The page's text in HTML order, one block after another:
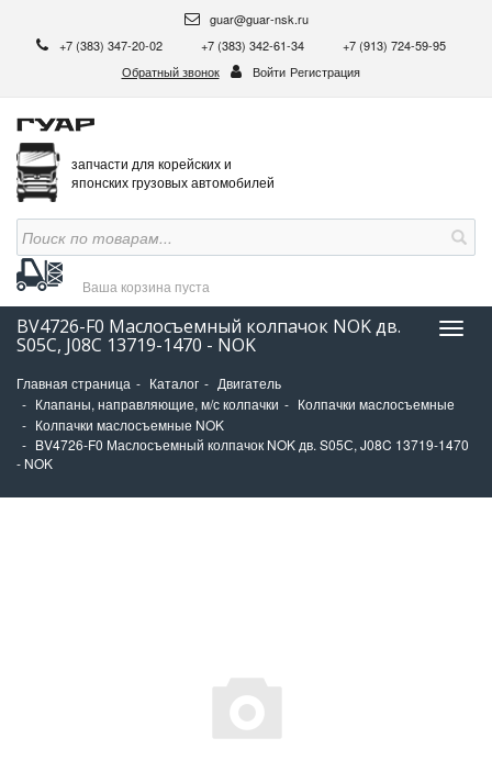
guar@guar-nsk.ru
+7 (383) 347-20-02
+7 (383) 342-61-34
+7 (913) 724-59-95
Обратный звонок
Войти Регистрация
запчасти для корейских и
японских грузовых автомобилей
Ваша корзина пуста
BV4726-F0 Маслосъемный колпачок NOK дв.
S05С, J08C 13719-1470 - NOK
Главная страница Каталог
Двигатель
Клапаны, направляющие, м/с колпачки
Колпачки маслосъемные
Колпачки маслосъемные NOK
BV4726-F0 Маслосъемный колпачок NOK дв. S05С, J08C 13719-1470
- NOK